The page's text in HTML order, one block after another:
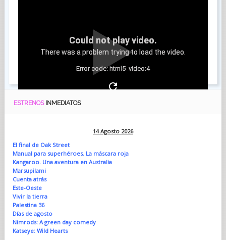
Could not play video.
There was a problem trying to load the video.
Error code: html5_video:4
ESTRENOS INMEDIATOS
14 Agosto 2026
El final de Oak Street
Manual para superhéroes. La máscara roja
Kangaroo. Una aventura en Australia
Marsupilami
Cuenta atrás
Este-Oeste
Vivir la tierra
Palestina 36
Días de agosto
Nimrods: A green day comedy
Katseye: Wild Hearts